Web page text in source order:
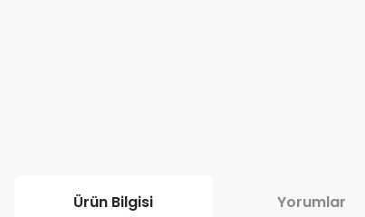
Ürün Bilgisi Yorumlar